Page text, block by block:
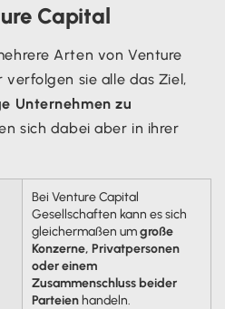
Capital
Arten von Venture
sie alle das Ziel,
Unternehmen zu
sich dabei aber in ihrer
Bei Venture Capital
Gesellschaften kann es sich
gleichermaßen umgroße
Konzerne, Privatpersonen
oder einem
Zusammenschluss beider
Parteienhandeln.